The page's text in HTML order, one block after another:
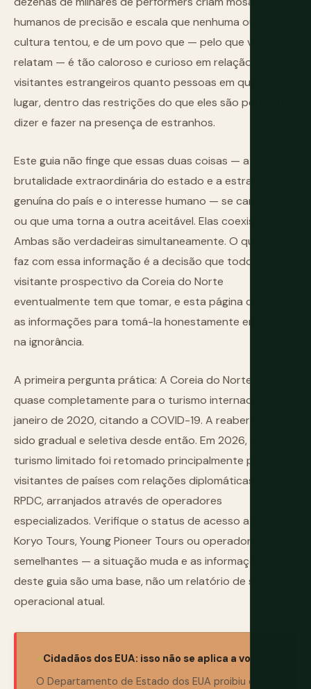
humanos de precisão e escala que nenhuma outra
cultura tentou, e de um povo que — pelo que visitantes
relatam — é tão caloroso e curioso em relação a
visitantes estrangeiros quanto pessoas em qualquer
lugar, dentro das restrições do que eles são permitidos
dizer e fazer na presença de estranhos.
Este guia não finge que essas duas coisas — a
brutalidade extraordinária do estado e a estranheza
genuína do país e o interesse humano — se cancelam
ou que uma torna a outra aceitável. Elas coexistem.
Ambas são verdadeiras simultaneamente. O que você
faz com essa informação é a decisão que todo
visitante prospectivo da Coreia do Norte
eventualmente tem que tomar, e esta página dá a você
as informações para tomá-la honestamente em vez de
na ignorância.
A primeira pergunta prática: A Coreia do Norte fechou
quase completamente para o turismo internacional em
janeiro de 2020, citando a COVID-19. A reabertura tem
sido gradual e seletiva desde então. Em 2026, o
turismo limitado foi retomado principalmente para
visitantes de países com relações diplomáticas com a
RPDC, arranjados através de operadores
especializados. Verifique o status de acesso atual com
Koryo Tours, Young Pioneer Tours ou operadores
semelhantes — a situação muda e as informações
deste guia são uma base, não um relatório de status
operacional atual.
Cidadãos dos EUA: isso não se aplica a você.
O Departamento de Estado dos EUA proibiu os